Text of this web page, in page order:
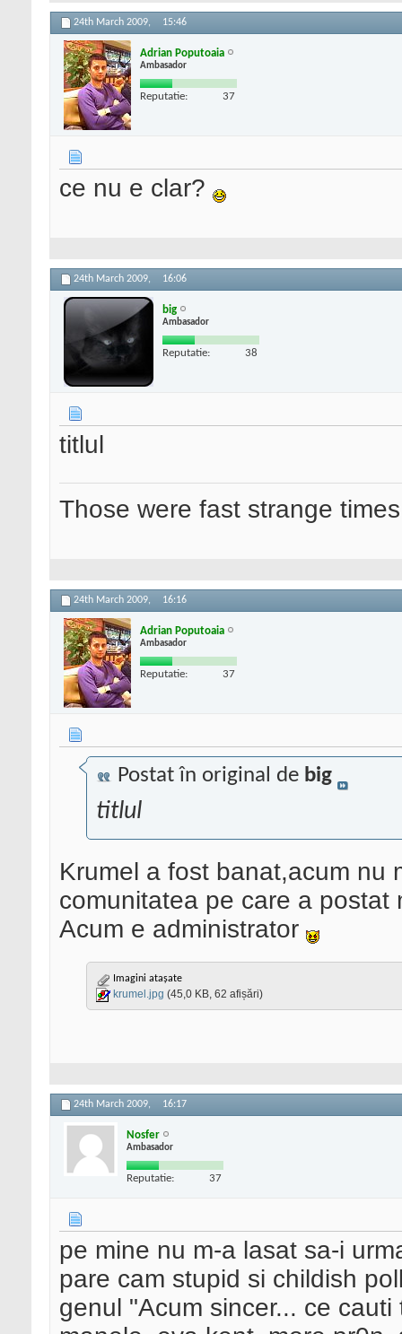
24th March 2009, 15:46
Adrian Poputoaia
Ambasador
Reputatie: 37
ce nu e clar?
24th March 2009, 16:06
big
Ambasador
Reputatie: 38
titlul
Those were fast strange
24th March 2009, 16:16
Adrian Poputoaia
Ambasador
Reputatie: 37
Postat în original de big
titlul
Krumel a fost banat,acum nu
comunitatea pe care a postat
Acum e administrator
Imagini atașate
krumel.jpg (45,0 KB, 62 afișări)
24th March 2009, 16:17
Nosfer
Ambasador
Reputatie: 37
pe mine nu m-a lasat sa-i
pare cam stupid si childish
genul "Acum sincer... ce